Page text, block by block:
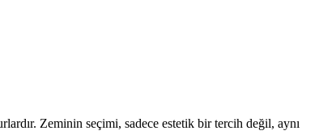
Zeminin seçimi, sadece estetik bir tercih değil, aynı